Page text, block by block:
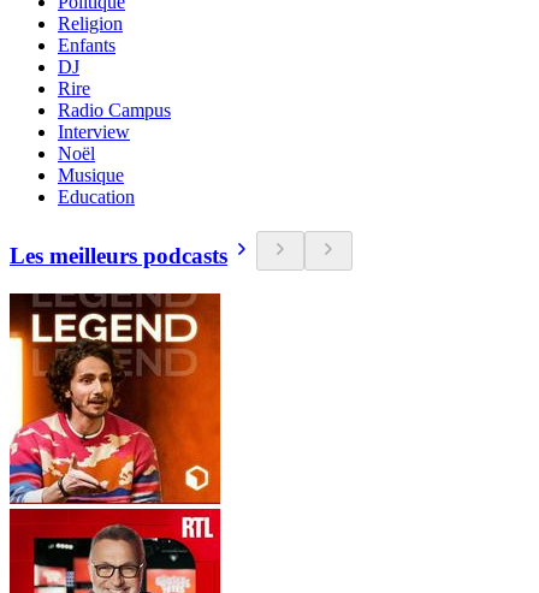
Religion
Enfants
DJ
Rire
Radio Campus
Interview
Noël
Musique
Education
Les meilleurs podcasts